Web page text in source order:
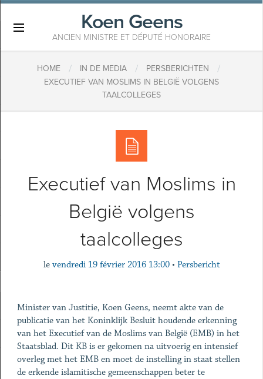
Koen Geens
ANCIEN MINISTRE ET DÉPUTÉ HONORAIRE
HOME / IN DE MEDIA / PERSBERICHTEN /
EXECUTIEF VAN MOSLIMS IN BELGIË VOLGENS
TAALCOLLEGES
Executief van Moslims in
België volgens
taalcolleges
le vendredi 19 février 2016 13:00 • Persbericht
Minister van Justitie, Koen Geens, neemt akte van de
publicatie van het Koninklijk Besluit houdende erkenning
van het Executief van de Moslims van België (EMB) in het
Staatsblad. Dit KB is er gekomen na uitvoerig en intensief
overleg met het EMB en moet de instelling in staat stellen
de erkende islamitische gemeenschappen beter te